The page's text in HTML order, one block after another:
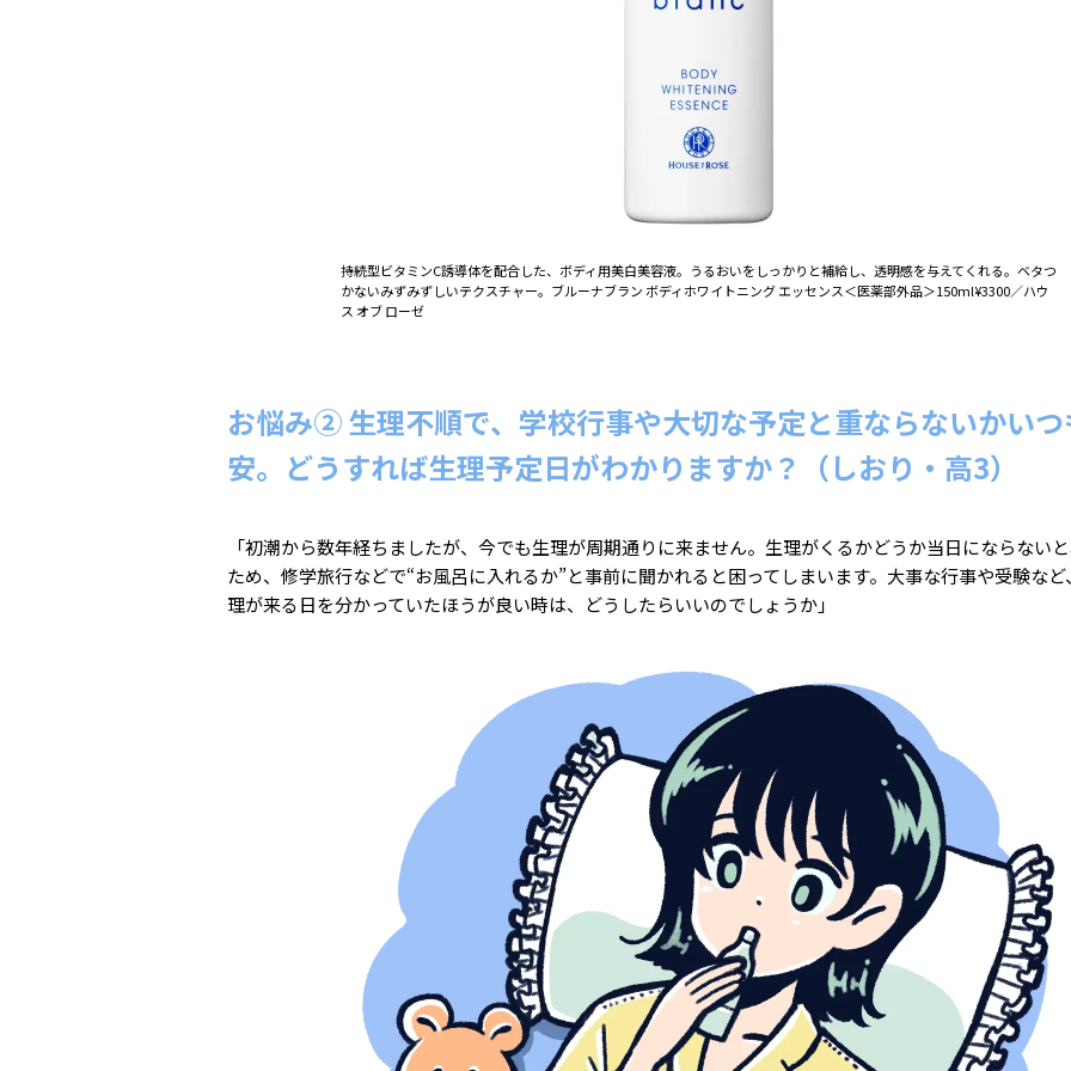
持続型ビタミンC誘導体を配合した、ボディ用美白美容液。うるおいをしっかりと補給し、透明感を与えてくれる。ベタつ
かないみずみずしいテクスチャー。ブルーナブラン ボディホワイトニング エッセンス＜医薬部外品＞150ml¥3300／ハウ
ス オブ ローゼ
お悩み② 生理不順で、学校行事や大切な予定と重ならないかい
安。どうすれば生理予定日がわかりますか？（しおり・高3）
「初潮から数年経ちましたが、今でも生理が周期通りに来ません。生理がくるかどうか当日にならない
ため、修学旅行などで“お風呂に入れるか”と事前に聞かれると困ってしまいます。大事な行事や受験な
理が来る日を分かっていたほうが良い時は、どうしたらいいのでしょうか」